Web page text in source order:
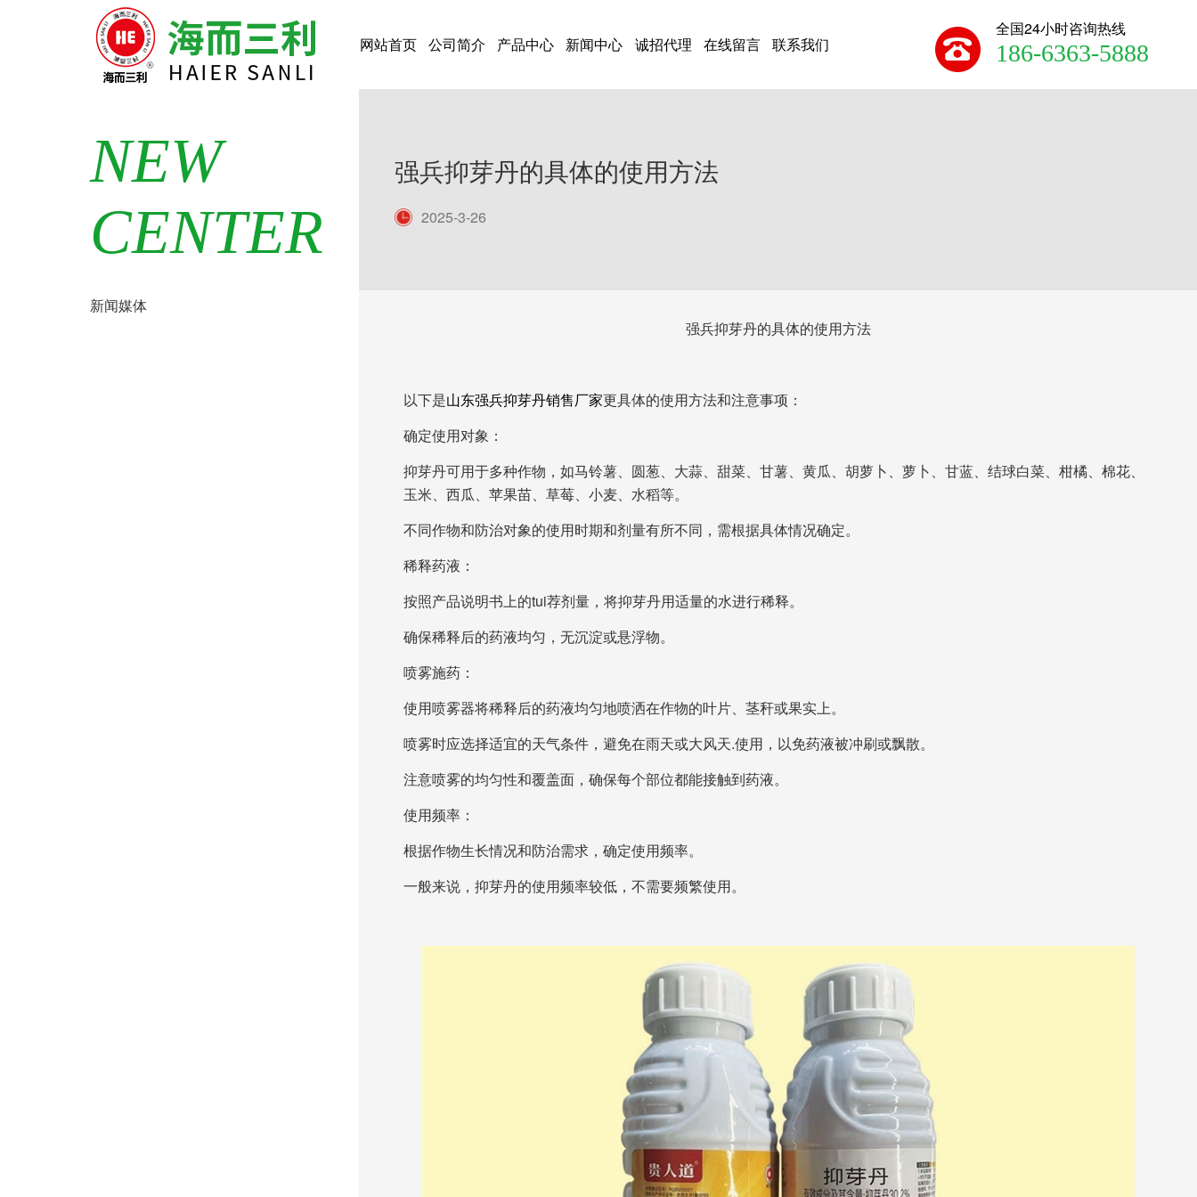
网站首页 公司简介 产品中心 新闻中心 诚招代理 在线留言 联系我们
全国24小时咨询热线
186-6363-5888
NEW
CENTER
新闻媒体
强兵抑芽丹的具体的使用方法
2025-3-26
强兵抑芽丹的具体的使用方法
以下是山东强兵抑芽丹销售厂家更具体的使用方法和注意事项：
确定使用对象：
抑芽丹可用于多种作物，如马铃薯、圆葱、大蒜、甜菜、甘薯、黄瓜、胡萝卜、萝卜、甘蓝、结球白菜、柑橘、棉花、
玉米、西瓜、苹果苗、草莓、小麦、水稻等。
不同作物和防治对象的使用时期和剂量有所不同，需根据具体情况确定。
稀释药液：
按照产品说明书上的tui荐剂量，将抑芽丹用适量的水进行稀释。
确保稀释后的药液均匀，无沉淀或悬浮物。
喷雾施药：
使用喷雾器将稀释后的药液均匀地喷洒在作物的叶片、茎秆或果实上。
喷雾时应选择适宜的天气条件，避免在雨天或大风天.使用，以免药液被冲刷或飘散。
注意喷雾的均匀性和覆盖面，确保每个部位都能接触到药液。
使用频率：
根据作物生长情况和防治需求，确定使用频率。
一般来说，抑芽丹的使用频率较低，不需要频繁使用。